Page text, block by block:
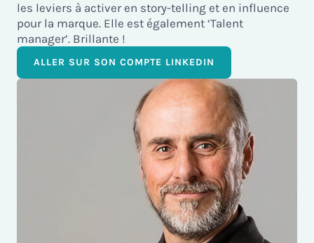
les leviers à activer en story-telling et en influence
pour la marque. Elle est également ‘Talent
manager’. Brillante !
ALLER SUR SON COMPTE LINKEDIN